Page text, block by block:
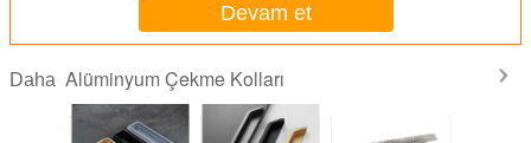
Devam et
Daha Alüminyum Çekme Kolları